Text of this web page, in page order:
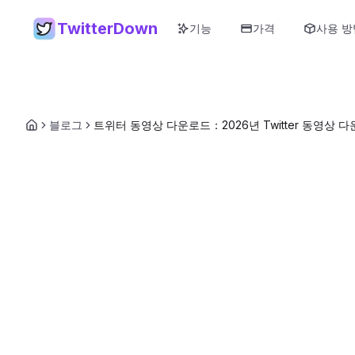
TwitterDown 기능 가격 사용 방
블로그 트위터 동영상 다운로드：2026년 Twitter 동영상 다